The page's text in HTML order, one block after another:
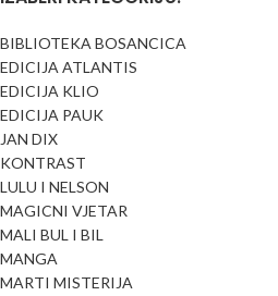
BIBLIOTEKA BOSANCICA
EDICIJA ATLANTIS
EDICIJA KLIO
EDICIJA PAUK
JAN DIX
KONTRAST
LULU I NELSON
MAGICNI VJETAR
MALI BUL I BIL
MANGA
MARTI MISTERIJA